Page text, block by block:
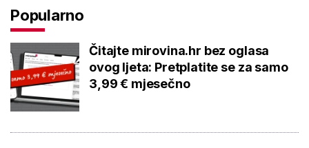
Popularno
Čitajte mirovina.hr bez oglasa
ovog ljeta: Pretplatite se za samo
3,99 € mjesečno